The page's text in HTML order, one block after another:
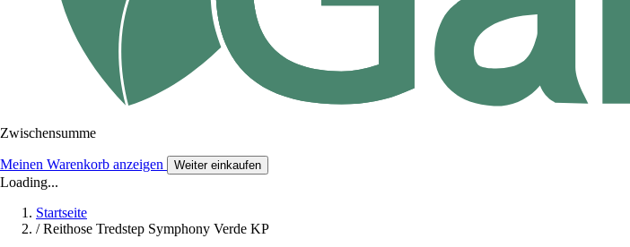
Zwischensumme
Meinen Warenkorb anzeigen Weiter einkaufen
Loading...
Startseite
/ Reithose Tredstep Symphony Verde KP